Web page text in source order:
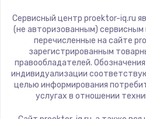
Сервисный центр proektor-iq.ru
(не авторизованным) сервисным
перечисленные на сайте
зарегистрированным
правообладателей.
индивидуализации
целью информирования
услугах в отношении